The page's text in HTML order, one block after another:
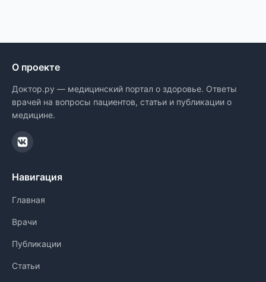
О проекте
Доктор.ру — медицинский портал о здоровье. Ответы
врачей на вопросы пациентов, статьи и публикации о
медицине.
Навигация
Главная
Врачи
Публикации
Статьи